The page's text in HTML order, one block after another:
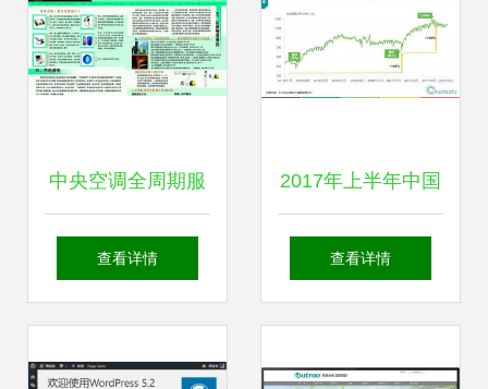
中央空调全周期服
务 设计、安装、清
的一站式解决方案
查看详情
2017年上半年中国
移动互联网发展分
与维护
查看详情